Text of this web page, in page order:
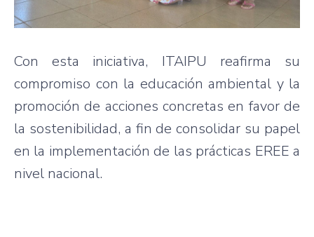
Con esta iniciativa, ITAIPU reafirma su
compromiso con la educación ambiental y la
promoción de acciones concretas en favor de
la sostenibilidad, a fin de consolidar su papel
en la implementación de las prácticas EREE a
nivel nacional.